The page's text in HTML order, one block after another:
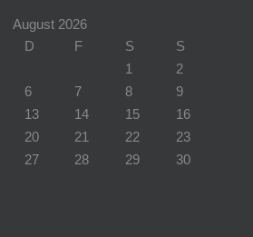
August 2026
D F S
S
1
2
6 7 8
9
13 14 15
16
20 21 22
23
27 28 29
30